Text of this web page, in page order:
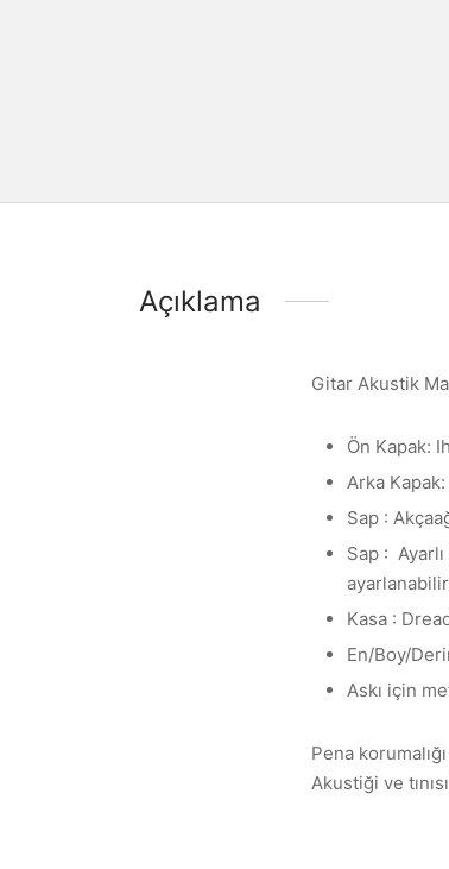
Açıklama
Gitar Akustik
Ön Kapak:
Arka Kapak:
Sap :
Sap :
Kasa :
En/Boy/
Askı için
Pena
Akustiği ve